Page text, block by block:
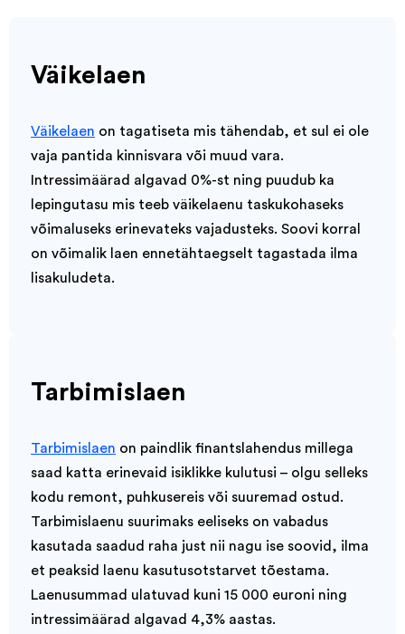
Väikelaen
Väikelaen on tagatiseta mis tähendab, et sul ei ole
vaja pantida kinnisvara või muud vara.
Intressimäärad algavad 0%-st ning puudub ka
lepingutasu mis teeb väikelaenu taskukohaseks
võimaluseks erinevateks vajadusteks. Soovi korral
on võimalik laen ennetähtaegselt tagastada ilma
lisakuludeta.
Tarbimislaen
Tarbimislaen on paindlik finantslahendus millega
saad katta erinevaid isiklikke kulutusi – olgu selleks
kodu remont, puhkusereis või suuremad ostud.
Tarbimislaenu suurimaks eeliseks on vabadus
kasutada saadud raha just nii nagu ise soovid, ilma
et peaksid laenu kasutusotstarvet tõestama.
Laenusummad ulatuvad kuni 15 000 euroni ning
intressimäärad algavad 4,3% aastas.